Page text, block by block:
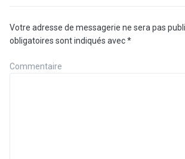
Votre adresse de messagerie ne sera pas
obligatoires sont indiqués avec*
Commentaire